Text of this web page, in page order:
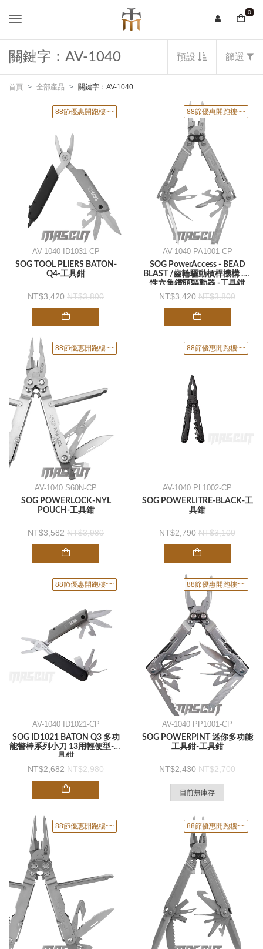
0
關鍵字：AV-1040 預設 篩選
首頁 全部產品 關鍵字：AV-1040
88節優惠開跑樓~~
AV-1040 ID1031-CP
SOG TOOL PLIERS BATON-
Q4-工具鉗
3,420 3,800
88節優惠開跑樓~~
AV-1040 PA1001-CP
SOG PowerAccess - BEAD
BLAST /齒輪驅動槓桿機構 .磁
性六角鑽頭驅動器 -工具鉗
3,420 3,800
88節優惠開跑樓~~
AV-1040 S60N-CP
SOG POWERLOCK-NYL
POUCH-工具鉗
3,582 3,980
88節優惠開跑樓~~
AV-1040 PL1002-CP
SOG POWERLITRE-BLACK-工
具鉗
2,790 3,100
88節優惠開跑樓~~
AV-1040 ID1021-CP
SOG ID1021 BATON Q3 多功
能警棒系列小刀 13用輕便型-工
具鉗
2,682 2,980
88節優惠開跑樓~~
AV-1040 PP1001-CP
SOG POWERPINT 迷你多功能
工具鉗-工具鉗
2,430 2,700
目前無庫存
88節優惠開跑樓~~ 88節優惠開跑樓~~